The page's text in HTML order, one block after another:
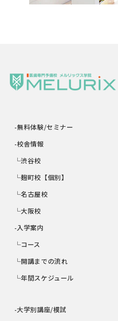
-無料体験/セミナー
-校舎情報
└渋谷校
└麹町校【個別】
└名古屋校
└大阪校
-入学案内
└コース
└開講までの流れ
└年間スケジュール
-大学別講座/模試